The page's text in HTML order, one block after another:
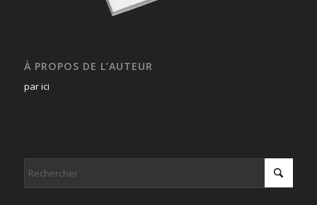
À PROPOS DE L’AUTEUR
par ici